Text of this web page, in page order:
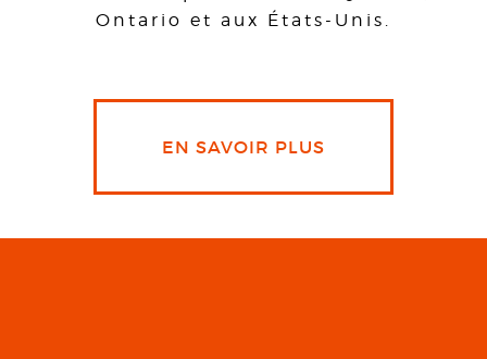
Ontario et aux États-Unis.
EN SAVOIR PLUS